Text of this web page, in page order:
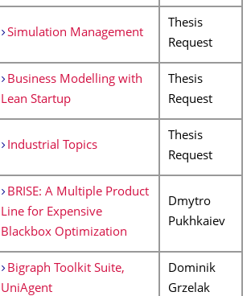
Simulation Management
Thesis
Request
Business Modelling with
Lean Startup
Thesis
Request
Industrial Topics
Thesis
Request
BRISE: A Multiple Product
Line for Expensive
Blackbox Optimization
Dmytro
Pukhkaiev
Bigraph Toolkit Suite,
UniAgent
Dominik
Grzelak